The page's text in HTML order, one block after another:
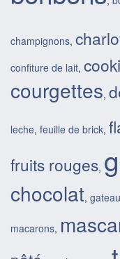
champignons,
confiture de lait,
courgettes,
leche, feuille de brick,
fruits rouges,
chocolat,
macarons,